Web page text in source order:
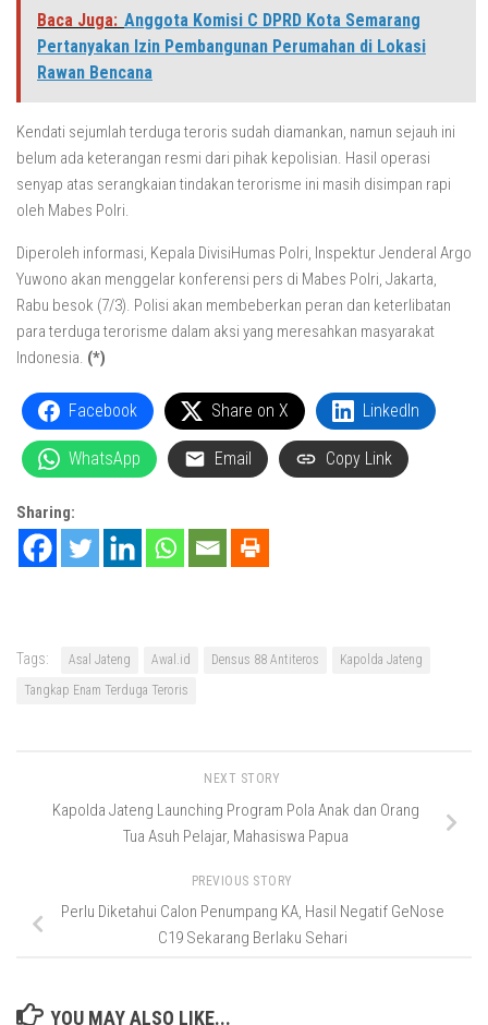
Baca Juga: Anggota Komisi C DPRD Kota Semarang
Pertanyakan Izin Pembangunan Perumahan di Lokasi
Rawan Bencana
Kendati sejumlah terduga teroris sudah diamankan, namun sejauh ini
belum ada keterangan resmi dari pihak kepolisian. Hasil operasi
senyap atas serangkaian tindakan terorisme ini masih disimpan rapi
oleh Mabes Polri.
Diperoleh informasi, Kepala DivisiHumas Polri, Inspektur Jenderal Argo
Yuwono akan menggelar konferensi pers di Mabes Polri, Jakarta,
Rabu besok (7/3). Polisi akan membeberkan peran dan keterlibatan
para terduga terorisme dalam aksi yang meresahkan masyarakat
Indonesia. (*)
Facebook Share on X LinkedIn
WhatsApp Email Copy Link
Sharing:
Tags: Asal Jateng Awal.id Densus 88 Antiteros
Kapolda Jateng
Tangkap Enam Terduga Teroris
NEXT STORY
Kapolda Jateng Launching Program Pola Anak dan Orang
Tua Asuh Pelajar, Mahasiswa Papua
PREVIOUS STORY
Perlu Diketahui Calon Penumpang KA, Hasil Negatif GeNose
C19 Sekarang Berlaku Sehari
YOU MAY ALSO LIKE...